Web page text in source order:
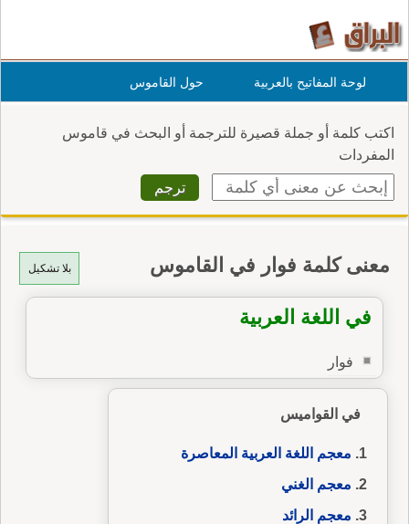
لوحة المفاتيح بالعربية حول القاموس
اكتب كلمة أو جملة قصيرة للترجمة أو البحث في قاموس
المفردات
بلا تشكيل معنى كلمة فوار في القاموس
في اللغة العربية
فوار
في القواميس
معجم اللغة العربية المعاصرة
معجم الغني
معجم الرائد